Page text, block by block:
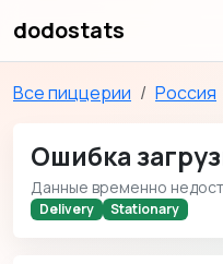
dodostats
Все пиццерии Россия
Ошибка
Данные временно
Delivery Stationary